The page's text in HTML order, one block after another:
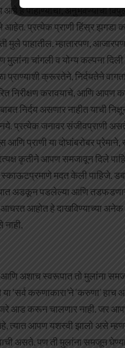
हे पाहाण्याची, अनुभवण्याची
प्रत्येक प्राणी हिंस्र
मुले पाहातील. म्हातारपण,
चांगली व योग्य कल्पना
क्रूरतेने, निर्दयतेने
निरीक्षण करावयाचे, आणि आपण
असणार नाहीत याची
जनावर संजीवप्राणी असते
आणि प्राणी या दोघांबरोबर
कृतीने आपण समजावून दिले
मदत केली पाहिजे.
अडकून पडलेल्या आणि
आहोत हे दाखविण्याच्या अनेक
अशाच स्वरूपात तो मुलांना
‘सर्व करुणाकारा’ने ‘करुणा’
आड करून चालणार नाही. जर
आपण यशस्वी झालो असे
असते. पण ती मुलांना समजून